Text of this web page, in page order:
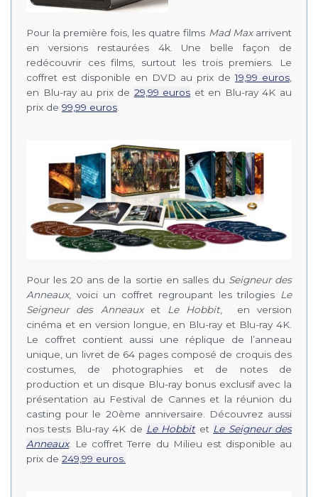
Pour la première fois, les quatre films Mad Maxarrivent
en versions restaurées 4k. Une belle façon de
redécouvrir ces films, surtout les trois premiers. Le
coffret est disponible en DVD au prix de19,99 euros
en Blu-ray au prix de 29,99 euros et en Blu-ray 4K au
prix de 99,99 euros
Pour les 20 ans de la sortie en salles du Seigneur des
Anneaux, voici un coffret regroupant les trilogies
Le
Seigneur des Anneauxet Le Hobbit, en version
cinéma et en version longue, en Blu-ray et Blu-ray 4K.
Le coffret contient aussi une réplique de l’anneau
unique, un livret de 64 pages composé de croquis des
costumes, de photographies et de notes de
production et un disque Blu-ray bonus exclusif avec la
présentation au Festival de Cannes et la réunion du
casting pour le 20ème anniversaire. Découvrez aussi
nos tests Blu-ray 4K de Le Hobbitet Le Seigneur des
Anneaux. Le coffret Terre du Milieu est disponible au
prix de 249,99 euros.